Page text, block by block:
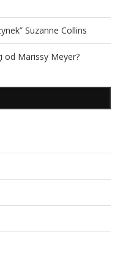
Suzanne Collins
od Marissy Meyer?